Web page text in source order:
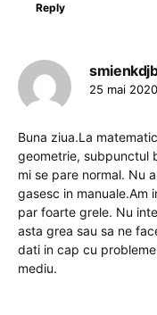
Reply
25 mai
Buna ziua.La
geometrie, subpunctul
mi se pare normal. Nu
gasesc in manuale.Am
par foarte grele. Nu
asta grea sau sa ne
dati in cap cu
mediu.